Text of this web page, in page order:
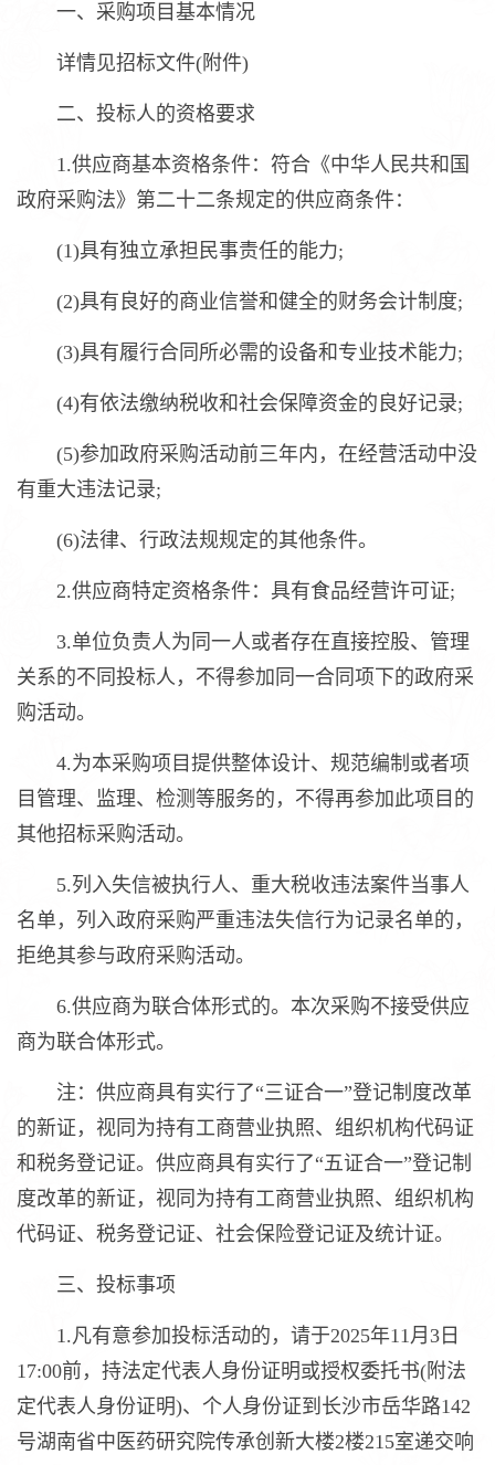
一、采购项目基本情况
详情见招标文件(附件)
二、投标人的资格要求
1.供应商基本资格条件：符合《中华人民共和国
政府采购法》第二十二条规定的供应商条件：
(1)具有独立承担民事责任的能力;
(2)具有良好的商业信誉和健全的财务会计制度;
(3)具有履行合同所必需的设备和专业技术能力;
(4)有依法缴纳税收和社会保障资金的良好记录;
(5)参加政府采购活动前三年内，在经营活动中没
有重大违法记录;
(6)法律、行政法规规定的其他条件。
2.供应商特定资格条件：具有食品经营许可证;
3.单位负责人为同一人或者存在直接控股、管理
关系的不同投标人，不得参加同一合同项下的政府采
购活动。
4.为本采购项目提供整体设计、规范编制或者项
目管理、监理、检测等服务的，不得再参加此项目的
其他招标采购活动。
5.列入失信被执行人、重大税收违法案件当事人
名单，列入政府采购严重违法失信行为记录名单的，
拒绝其参与政府采购活动。
6.供应商为联合体形式的。本次采购不接受供应
商为联合体形式。
注：供应商具有实行了“三证合一”登记制度改革
的新证，视同为持有工商营业执照、组织机构代码证
和税务登记证。供应商具有实行了“五证合一”登记制
度改革的新证，视同为持有工商营业执照、组织机构
代码证、税务登记证、社会保险登记证及统计证。
三、投标事项
1.凡有意参加投标活动的，请于2025年11月3日
17:00前，持法定代表人身份证明或授权委托书(附法
定代表人身份证明)、个人身份证到长沙市岳华路142
号湖南省中医药研究院传承创新大楼2楼215室递交响